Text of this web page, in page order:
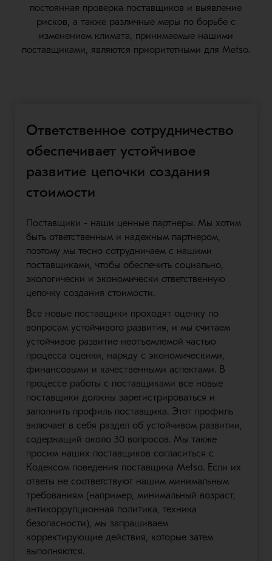
постоянная проверка поставщиков и выявление
рисков, а также различные меры по борьбе с
изменением климата, принимаемые нашими
поставщиками, являются приоритетными для Metso.
Ответственное сотрудничество
обеспечивает устойчивое
развитие цепочки создания
стоимости
Поставщики - наши ценные партнеры. Мы хотим
быть ответственным и надежным партнером,
поэтому мы тесно сотрудничаем с нашими
поставщиками, чтобы обеспечить социально,
экологически и экономически ответственную
цепочку создания стоимости.
Все новые поставщики проходят оценку по
вопросам устойчивого развития, и мы считаем
устойчивое развитие неотъемлемой частью
процесса оценки, наряду с экономическими,
финансовыми и качественными аспектами. В
процессе работы с поставщиками все новые
поставщики должны зарегистрироваться и
заполнить профиль поставщика. Этот профиль
включает в себя раздел об устойчивом развитии,
содержащий около 30 вопросов. Мы также
просим наших поставщиков согласиться с
Кодексом поведения поставщика Metso. Если их
ответы не соответствуют нашим минимальным
требованиям (например, минимальный возраст,
антикоррупционная политика, техника
безопасности), мы запрашиваем
корректирующие действия, которые затем
выполняются.